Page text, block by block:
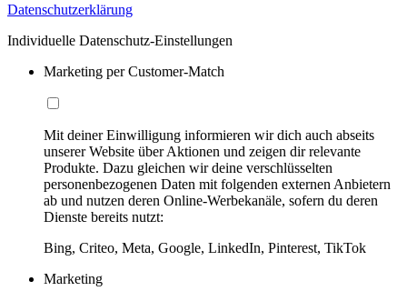
Datenschutzerklärung
Individuelle Datenschutz-Einstellungen
Marketing per Customer-Match
Mit deiner Einwilligung informieren wir dich auch abseits
unserer Website über Aktionen und zeigen dir relevante
Produkte. Dazu gleichen wir deine verschlüsselten
personenbezogenen Daten mit folgenden externen Anbietern
ab und nutzen deren Online-Werbekanäle, sofern du deren
Dienste bereits nutzt:
Bing, Criteo, Meta, Google, LinkedIn, Pinterest, TikTok
Marketing